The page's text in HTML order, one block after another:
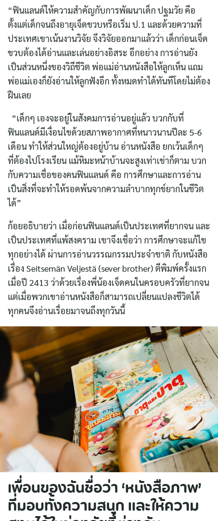
“ฟินแลนด์ให้ความสำคัญกับการพัฒนาเด็ก ปฐมวัย คือ
ตั้งแต่เด็กจนถึงอายุเจ็ดขวบหรือเริ่ม ป.1 และด้วยความที่
ประเทศเขาเน้นงานวิจัย จึงวิจัยออกมาแล้วว่า เด็กก่อนเจ็ด
ขวบต้องได้อ่านและเล่นอย่างอิสระ อีกอย่าง การอ่านยัง
เป็นส่วนหนึ่งของวิถีชีวิต พ่อแม่อ่านหนังสือให้ลูกเห็น แถม
พ่อแม่เองก็ยังอ่านให้ลูกฟังอีก ทั้งหมดทำได้ทันทีโดยไม่ต้อง
ฝืนเลย
“เด็กๆ เองจะอยู่ในสังคมการอ่านอยู่แล้ว บวกกับที่
ฟินแลนด์มีเงื่อนไขด้วยสภาพอากาศที่หนาวนานปีละ 5-6
เดือน ทำให้ส่วนใหญ่ต้องอยู่บ้าน อ่านหนังสือ ยกเว้นเด็กๆ
ที่ต้องไปโรงเรียน แม้หิมะหน้าบ้านจะสูงเท่าเข่าก็ตาม บวก
กับความเชื่อของคนฟินแลนด์ คือ การศึกษาและการอ่าน
เป็นสิ่งที่จะทำให้รอดพ้นจากความลำบากทุกข์ยากในชีวิต
ได้”
ก้อยอธิบายว่า เมื่อก่อนฟินแลนด์เป็นประเทศที่ยากจน และ
เป็นประเทศที่แพ้สงคราม เขาจึงเชื่อว่า การศึกษาจะแก้ไข
ทุกอย่างได้ ผ่านการอ่านวรรณกรรมประจำชาติ กับหนังสือ
เรื่อง Seitsemän Veljestä (sever brother) ตีพิมพ์ครั้งแรก
เมื่อปี 2413 ว่าด้วยเรื่องพี่น้องเจ็ดคนในครอบครัวที่ยากจน
แต่เมื่อพวกเขาอ่านหนังสือก็สามารถเปลี่ยนแปลงชีวิตได้
ทุกคนจึงอ่านเรื่อยมาจนถึงทุกวันนี้
เพื่อนของฉันชื่อว่า ‘หนังสือภาพ’
ที่มอบทั้งความสนุก และให้ความ